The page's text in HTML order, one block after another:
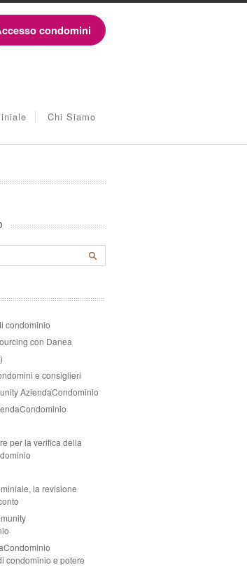
condomini
Chi Siamo
condominio
con Danea
e consiglieri
AziendaCondominio
per la verifica della
la revisione
condominio e potere